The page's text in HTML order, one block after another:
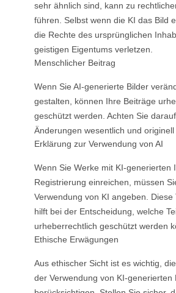
sehr ähnlich sind, kann zu
führen. Selbst wenn die KI das Bild
die Rechte des ursprünglichen
geistigen Eigentums verletzen.
Menschlicher Beitrag
Wenn Sie AI-generierte Bilder
gestalten, können Ihre Beiträge
geschützt werden. Achten Sie
Änderungen wesentlich und originell
Erklärung zur Verwendung von AI
Wenn Sie Werke mit KI-generierten
Registrierung einreichen, müssen
Verwendung von KI angeben. Diese
hilft bei der Entscheidung, welche
urheberrechtlich geschützt werden
Ethische Erwägungen
Aus ethischer Sicht ist es wichtig,
der Verwendung von KI-generierten